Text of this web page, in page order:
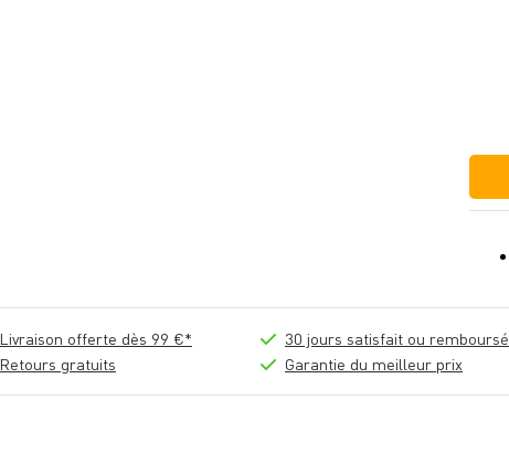
Livraison offerte dès 99 €*
Retours gratuits
30 jours satisfait ou remboursé
Garantie du meilleur prix